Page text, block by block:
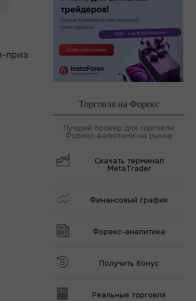
Депозит от $333 30 дней
Торговля на Форекс
Лучший брокер для торговли
Форекс-валютами на рынке
Скачать терминал
MetaTrader
Финансовый график
Форекс-аналитика
Получить бонус
Реальные торговля